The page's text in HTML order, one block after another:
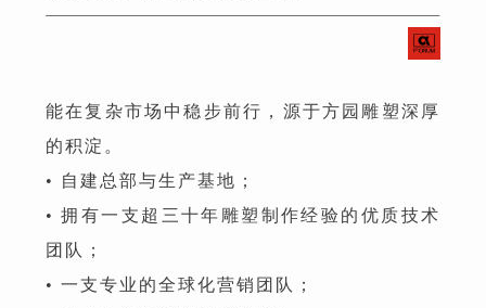
能在复杂市场中稳步前行，源于方园雕塑深厚
的积淀。
• 自建总部与生产基地；
• 拥有一支超三十年雕塑制作经验的优质技术
团队；
• 一支专业的全球化营销团队；